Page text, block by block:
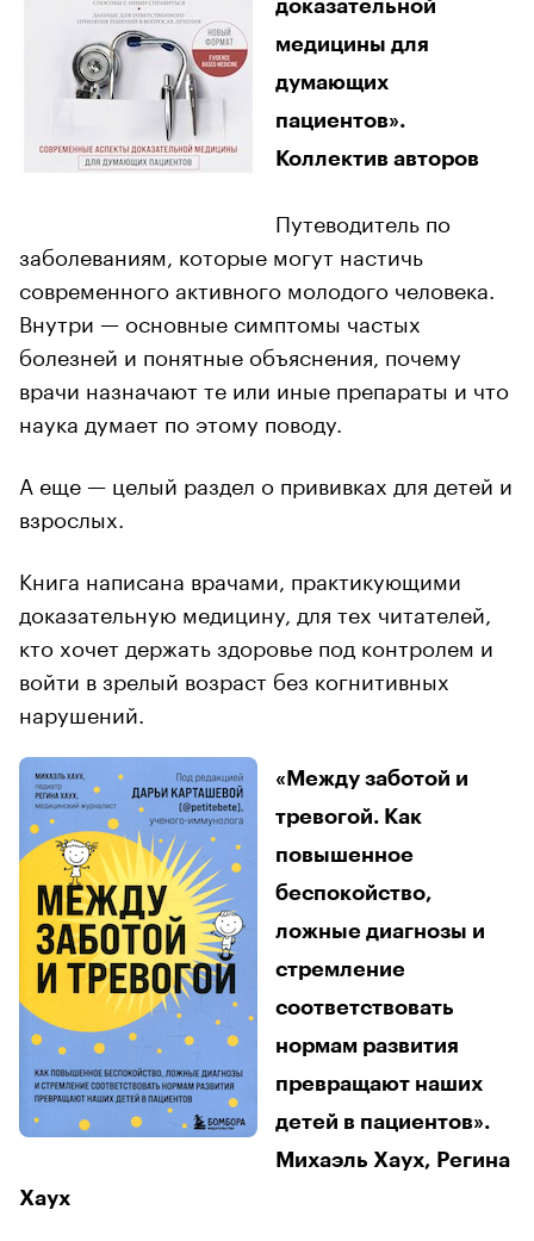
доказательной
медицины для
думающих
пациентов».
Коллектив авторов
Путеводитель по
заболеваниям, которые могут настичь
современного активного молодого человека.
Внутри — основные симптомы частых
болезней и понятные объяснения, почему
врачи назначают те или иные препараты и что
наука думает по этому поводу.
А еще — целый раздел о прививках для детей и
взрослых.
Книга написана врачами, практикующими
доказательную медицину, для тех читателей,
кто хочет держать здоровье под контролем и
войти в зрелый возраст без когнитивных
нарушений.
«Между заботой и
тревогой. Как
повышенное
беспокойство,
ложные диагнозы и
стремление
соответствовать
нормам развития
превращают наших
детей в пациентов».
Михаэль Хаух, Регина
Хаух